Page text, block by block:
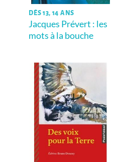
DÈS 13, 14 ANS
Jacques Prévert : les
mots à la bouche